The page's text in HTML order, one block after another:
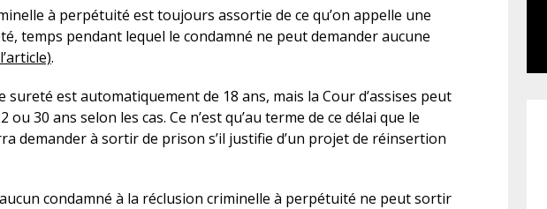
à perpétuité est toujours assortie de ce qu’on appelle une
temps pendant lequel le condamné ne peut demander aucune
.
sureté est automatiquement de 18 ans, mais la Cour d’assises peut
ou 30 ans selon les cas. Ce n’est qu’au terme de ce délai que le
demander à sortir de prison s’il justifie d’un projet de réinsertion
condamné à la réclusion criminelle à perpétuité ne peut sortir